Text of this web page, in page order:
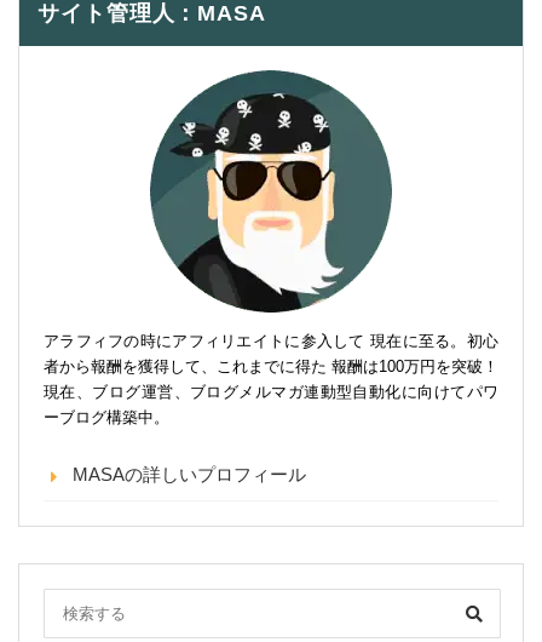
サイト管理人：MASA
アラフィフの時にアフィリエイトに参入して 現在に至る。初心
者から報酬を獲得して、これまでに得た 報酬は100万円を突破！
現在、ブログ運営、ブログメルマガ連動型自動化に向けてパワ
ーブログ構築中。
MASAの詳しいプロフィール